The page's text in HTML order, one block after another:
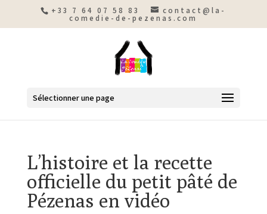
+33 7 64 07 58 83 contact@la-
comedie-de-pezenas.com
Sélectionner une page
L’histoire et la recette
officielle du petit pâté de
Pézenas en vidéo